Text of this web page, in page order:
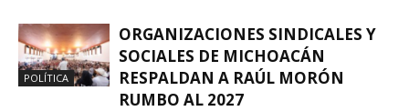
POLÍTICA
ORGANIZACIONES SINDICALES Y
SOCIALES DE MICHOACÁN
RESPALDAN A RAÚL MORÓN
RUMBO AL 2027